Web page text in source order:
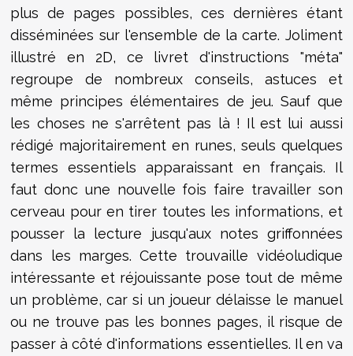
plus de pages possibles, ces dernières étant
disséminées sur l'ensemble de la carte. Joliment
illustré en 2D, ce livret d'instructions "méta"
regroupe de nombreux conseils, astuces et
même principes élémentaires de jeu. Sauf que
les choses ne s'arrêtent pas là ! Il est lui aussi
rédigé majoritairement en runes, seuls quelques
termes essentiels apparaissant en français. Il
faut donc une nouvelle fois faire travailler son
cerveau pour en tirer toutes les informations, et
pousser la lecture jusqu'aux notes griffonnées
dans les marges. Cette trouvaille vidéoludique
intéressante et réjouissante pose tout de même
un problème, car si un joueur délaisse le manuel
ou ne trouve pas les bonnes pages, il risque de
passer à côté d'informations essentielles. Il en va